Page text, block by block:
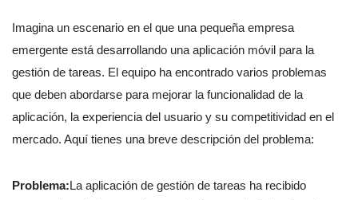
Imagina un escenario en el que una pequeña empresa
emergente está desarrollando una aplicación móvil para la
gestión de tareas. El equipo ha encontrado varios problemas
que deben abordarse para mejorar la funcionalidad de la
aplicación, la experiencia del usuario y su competitividad en el
mercado. Aquí tienes una breve descripción del problema:
Problema:La aplicación de gestión de tareas ha recibido